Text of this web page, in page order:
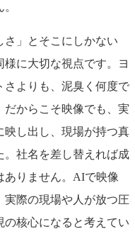
さ」とそこにしかない
様に大切な視点です。ヨ
さよりも、泥臭く何度で
だからこそ映像でも、実
映し出し、現場が持つ真
。社名を差し替えれば成
ありません。AIで映像
実際の現場や人が放つ圧
核心になると考えてい